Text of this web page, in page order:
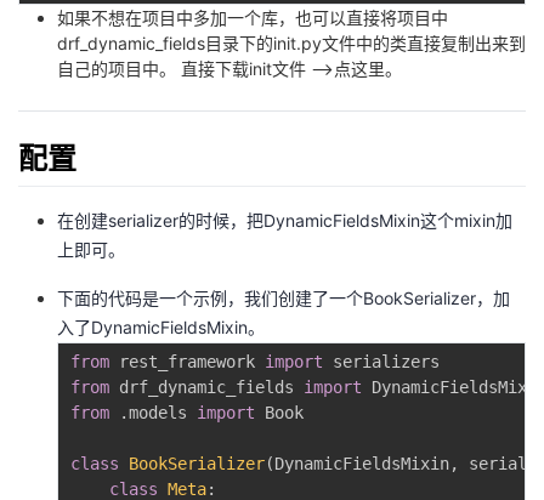
子
直
的
动
我
关
的
我
如果不想在项目中多加一个库，也可以直接将项目中
drf_dynamic_fields目录下的init.py文件中的类直接复制出来到
自己的项目中。 直接下载init文件 -->点这里。
配置
在创建serializer的时候，把DynamicFieldsMixin这个mixin加
上即可。
下面的代码是一个示例，我们创建了一个BookSerializer，加
入了DynamicFieldsMixin。
from rest_framework import
from drf_dynamic_fields import
from
.models import Book
class BookSerializer(DynamicFieldsMixin,
class Meta: